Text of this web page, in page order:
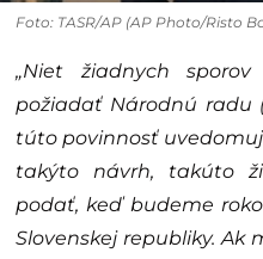
Foto: TASR/AP (AP Photo/Risto
„Niet žiadnych
požiadať Národnú radu
túto povinnosť
takýto návrh, takúto
podať, keď budeme
Slovenskej republiky. Ak